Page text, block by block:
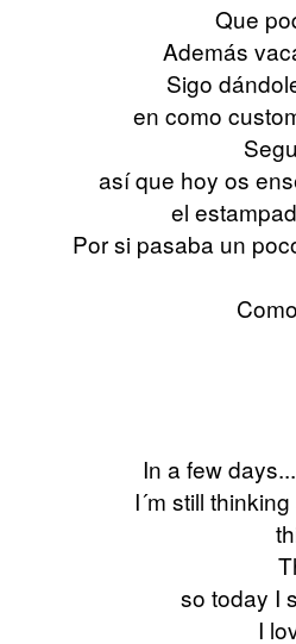
Que
Además
Sigo
en como
así que hoy os
el
Por si pasaba un
In a few
I´m still
so today I
I